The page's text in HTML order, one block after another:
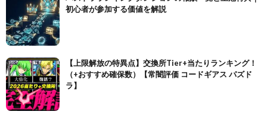
初心者が参加する価値を解説
【上限解放の特異点】交換所Tier+当たりランキング！
（+おすすめ確保数）【常闇評価 コードギアス パズド
ラ】